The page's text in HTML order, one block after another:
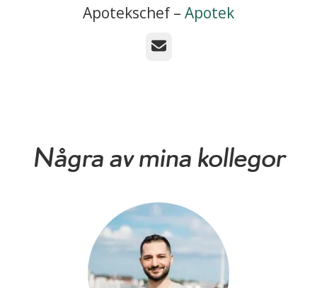
Apotekschef – Apotek
E-post
Några av mina kollegor